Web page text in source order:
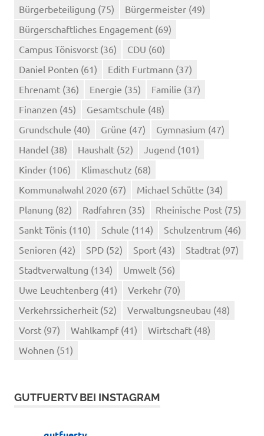
Bürgerbeteiligung (75) Bürgermeister (49)
Bürgerschaftliches Engagement (69)
Campus Tönisvorst (36) CDU (60)
Daniel Ponten (61) Edith Furtmann (37)
Ehrenamt (36) Energie (35) Familie (37)
Finanzen (45) Gesamtschule (48)
Grundschule (40) Grüne (47) Gymnasium (47)
Handel (38) Haushalt (52) Jugend (101)
Kinder (106) Klimaschutz (68)
Kommunalwahl 2020 (67) Michael Schütte (34)
Planung (82) Radfahren (35) Rheinische Post (75)
Sankt Tönis (110) Schule (114) Schulzentrum (46)
Senioren (42) SPD (52) Sport (43) Stadtrat (97)
Stadtverwaltung (134) Umwelt (56)
Uwe Leuchtenberg (41) Verkehr (70)
Verkehrssicherheit (52) Verwaltungsneubau (48)
Vorst (97) Wahlkampf (41) Wirtschaft (48)
Wohnen (51)
GUTFUERTV BEI INSTAGRAM